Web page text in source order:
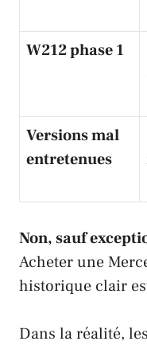
W212 phase 1
Versions mal
entretenues
Non, sauf
Acheter une
historique clair
Dans la réalité,